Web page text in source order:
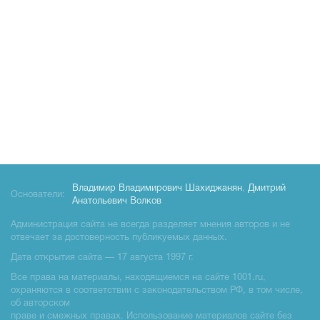
Основатели:
Владимир Владимирович Шахиджанян, Дмитрий
Анатольевич Волков
Администрация сайта не всегда разделяет мнения авторов и не
отвечает за достоверность публикуемых данных.
Дата открытия сайта — 17 августа 1997 г.
Все права на материалы, находящиемся на сайте 1001.ru,
охраняются в соответствии с законодательством РФ, в том числе,
об авторском
праве и смежных правах. Использование материалов сайте без